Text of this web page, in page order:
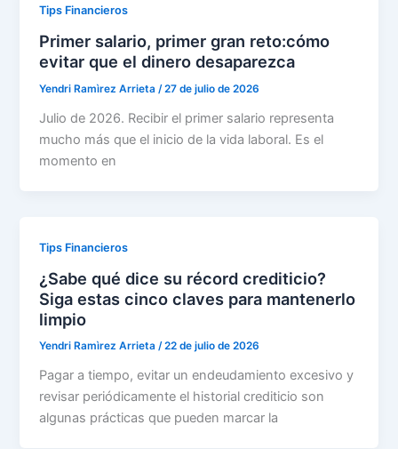
Tips Financieros
Primer salario, primer gran reto:cómo
evitar que el dinero desaparezca
Yendri Ramìrez Arrieta/27 de julio de 2026
Julio de 2026. Recibir el primer salario representa
mucho más que el inicio de la vida laboral. Es el
momento en
Tips Financieros
¿Sabe qué dice su récord crediticio?
Siga estas cinco claves para mantenerlo
limpio
Yendri Ramìrez Arrieta/22 de julio de 2026
Pagar a tiempo, evitar un endeudamiento excesivo y
revisar periódicamente el historial crediticio son
algunas prácticas que pueden marcar la